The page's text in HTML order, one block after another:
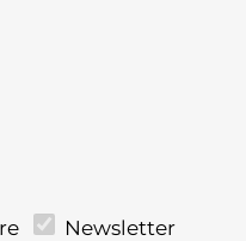
Newsletter